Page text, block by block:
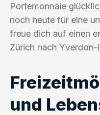
Portemonnaie
noch heute für eine
freue dich auf einen
Zürich nach Yverdon-
und